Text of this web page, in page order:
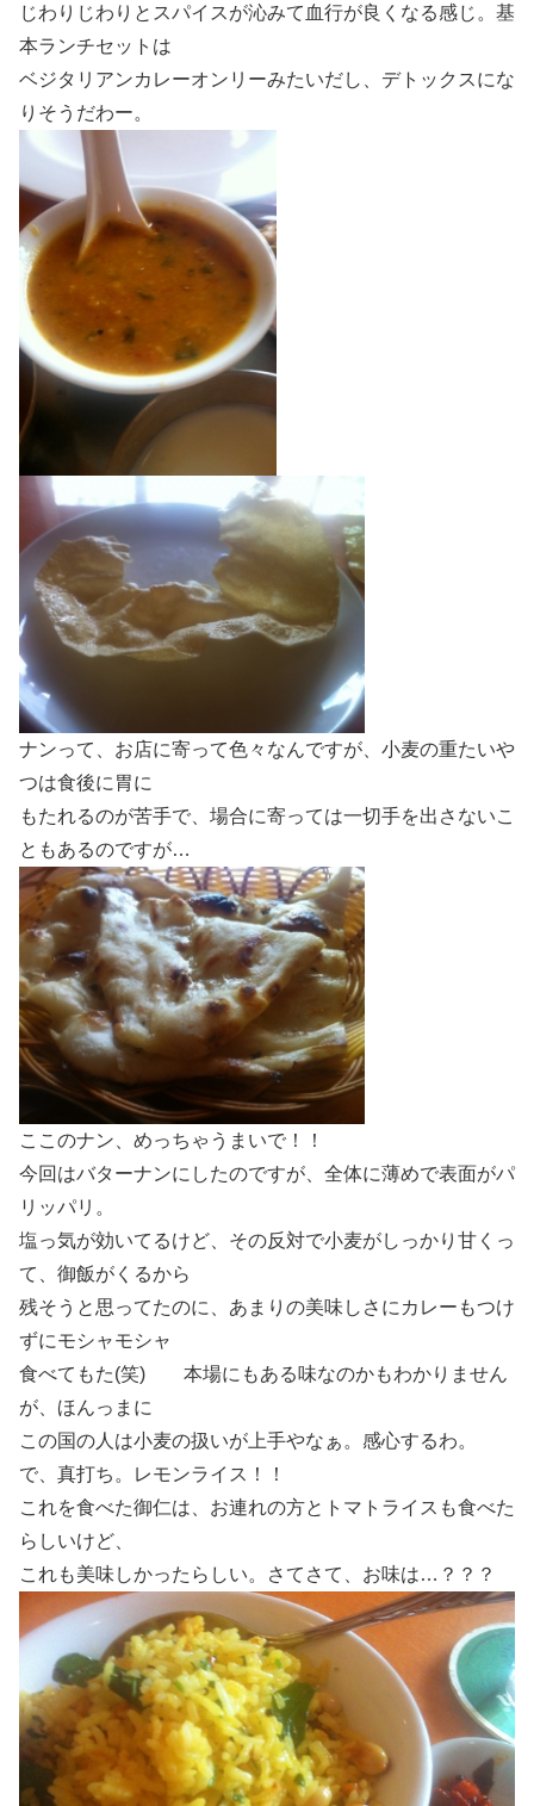
じわりじわりとスパイスが沁みて血行が良くなる感じ。基
本ランチセットは
ベジタリアンカレーオンリーみたいだし、デトックスにな
りそうだわー。
ナンって、お店に寄って色々なんですが、小麦の重たいや
つは食後に胃に
もたれるのが苦手で、場合に寄っては一切手を出さないこ
ともあるのですが…
ここのナン、めっちゃうまいで！！
今回はバターナンにしたのですが、全体に薄めで表面がパ
リッパリ。
塩っ気が効いてるけど、その反対で小麦がしっかり甘くっ
て、御飯がくるから
残そうと思ってたのに、あまりの美味しさにカレーもつけ
ずにモシャモシャ
食べてもた(笑) 本場にもある味なのかもわかりません
が、ほんっまに
この国の人は小麦の扱いが上手やなぁ。感心するわ。
で、真打ち。レモンライス！！
これを食べた御仁は、お連れの方とトマトライスも食べた
らしいけど、
これも美味しかったらしい。さてさて、お味は…？？？